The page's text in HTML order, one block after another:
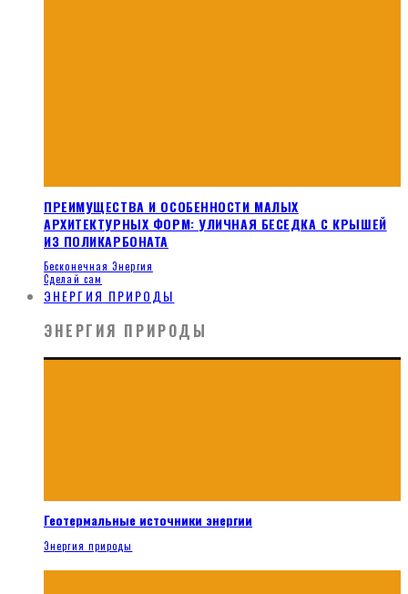
ПРЕИМУЩЕСТВА И ОСОБЕННОСТИ МАЛЫХ
АРХИТЕКТУРНЫХ ФОРМ: УЛИЧНАЯ БЕСЕДКА С КРЫШЕЙ
ИЗ ПОЛИКАРБОНАТА
Бесконечная Энергия
Сделай сам
ЭНЕРГИЯ ПРИРОДЫ
ЭНЕРГИЯ ПРИРОДЫ
Геотермальные источники энергии
Энергия природы